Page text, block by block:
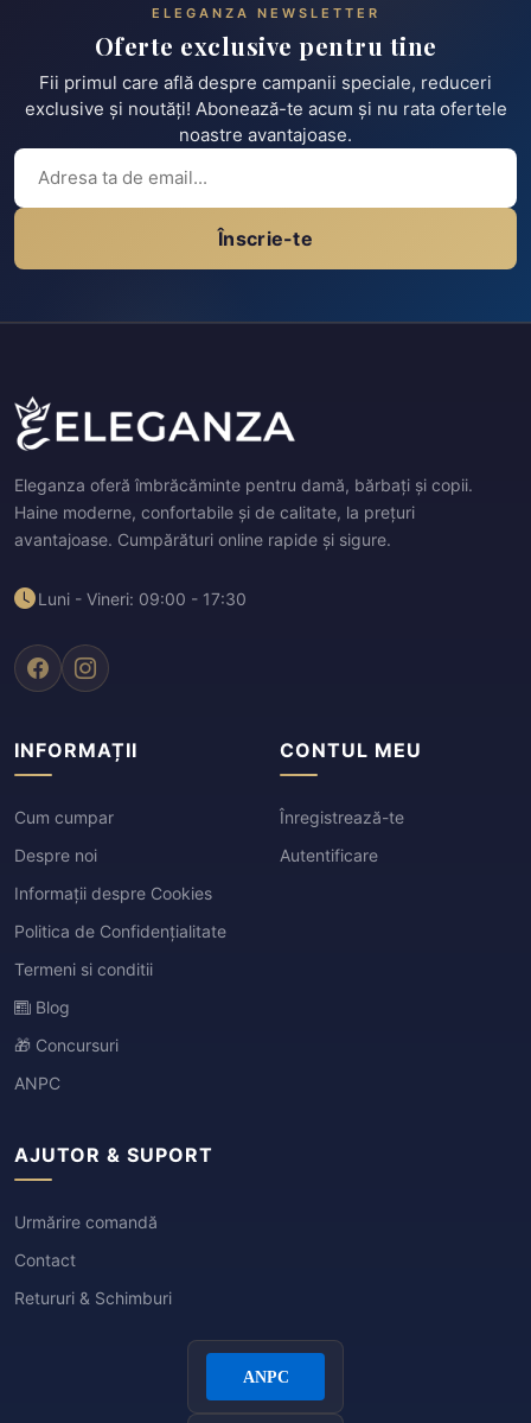
ELEGANZA NEWSLETTER
Oferte exclusive pentru tine
Fii primul care află despre campanii speciale, reduceri
exclusive și noutăți! Abonează-te acum și nu rata ofertele
noastre avantajoase.
Înscrie-te
Eleganza oferă îmbrăcăminte pentru damă, bărbați și copii.
Haine moderne, confortabile și de calitate, la prețuri
avantajoase. Cumpărături online rapide și sigure.
Luni - Vineri: 09:00 - 17:30
INFORMAȚII
Cum cumpar
Despre noi
Informații despre Cookies
Politica de Confidențialitate
Termeni si conditii
Blog
🎁 Concursuri
ANPC
CONTUL MEU
Înregistrează-te
Autentificare
AJUTOR & SUPORT
Urmărire comandă
Contact
Retururi & Schimburi